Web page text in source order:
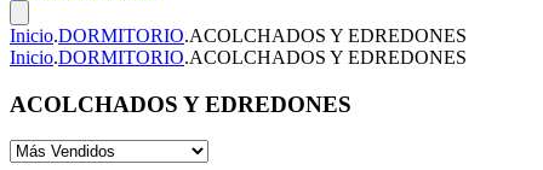
Inicio.DORMITORIO.ACOLCHADOS Y EDREDONES
Inicio.DORMITORIO.ACOLCHADOS Y EDREDONES
ACOLCHADOS Y EDREDONES